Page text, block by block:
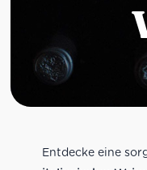
Entdecke eine